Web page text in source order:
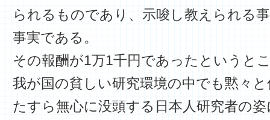
られるものであり、示唆し教えられる
事実である。
その報酬が1万1千円であったというと
我が国の貧しい研究環境の中でも黙々
たすら無心に没頭する日本人研究者の